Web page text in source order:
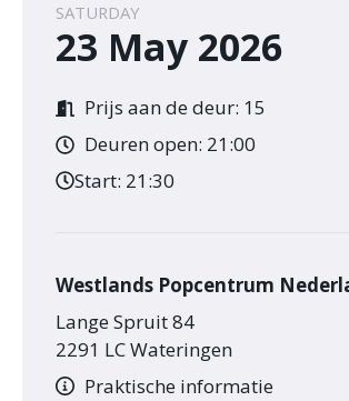
SATURDAY
23 May 2026
Prijs aan de deur: 15
Deuren open: 21:00
Start: 21:30
Westlands Popcentrum
Lange Spruit 84
2291 LC Wateringen
Praktische informatie